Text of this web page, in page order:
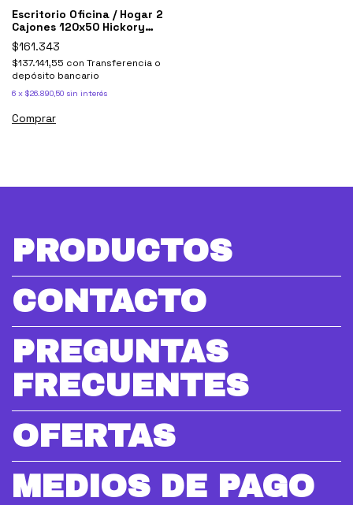
Escritorio Oficina / Hogar 2
Cajones 120x50 Hickory
Blanco
$161.343
$137.141,55 con Transferencia o
depósito bancario
6 x $26.890,50 sin interés
Comprar
PRODUCTOS
CONTACTO
PREGUNTAS
FRECUENTES
OFERTAS
MEDIOS DE PAGO